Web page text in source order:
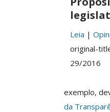
Leia |
original-
29/2016
exemplo,
da